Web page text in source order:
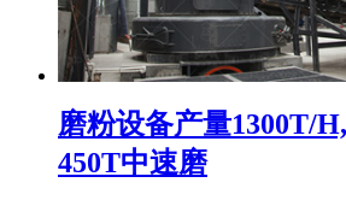
磨粉设备产量1300T/
450T中速磨